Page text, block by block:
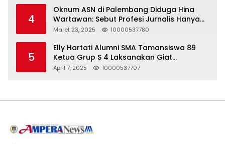
4
Oknum ASN di Palembang Diduga Hina
Wartawan: Sebut Profesi Jurnalis Hanya
Seharga 2 Liter Bensin, Berujung Dugaan
Maret 23, 2025 10000537780
5
Elly Hartati Alumni SMA Tamansiswa 89
Ketua Grup S 4 Laksanakan Giat
Silaturahmi
April 7, 2025 10000537707